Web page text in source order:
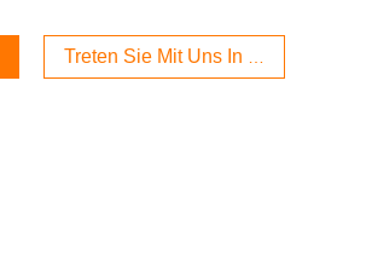
Treten Sie Mit Uns In Verbindung